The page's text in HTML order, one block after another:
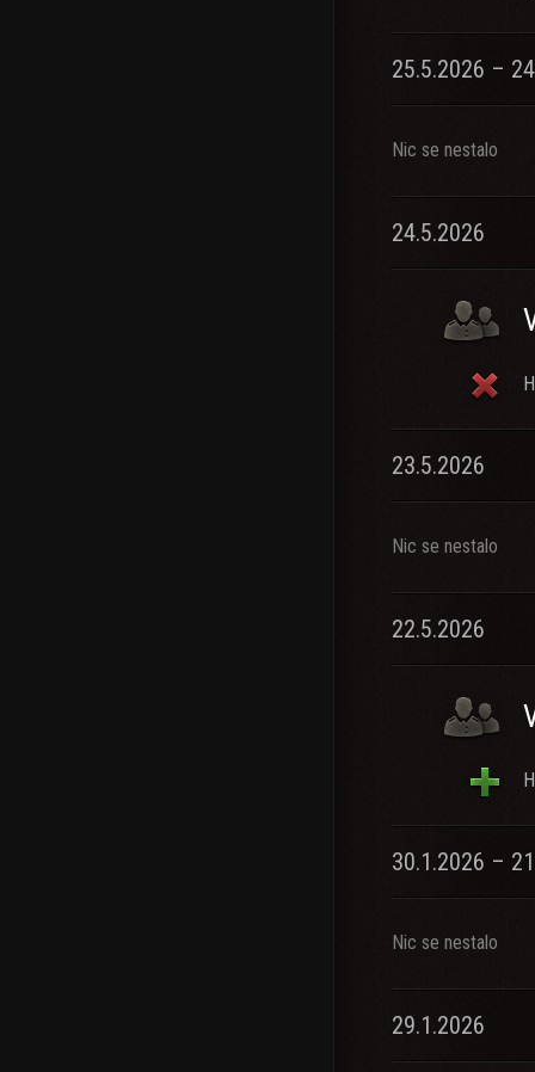
25.5.2026 –
Nic se nestalo
24.5.2026
23.5.2026
Nic se nestalo
22.5.2026
30.1.2026 –
Nic se nestalo
29.1.2026